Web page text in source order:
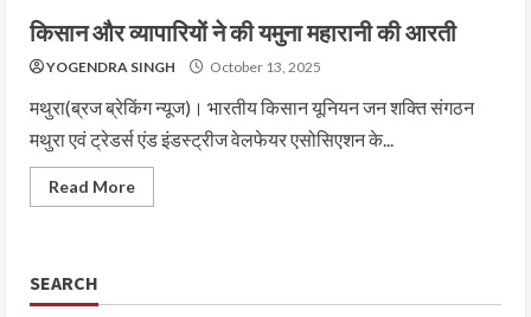
किसान और व्यापारियों ने की यमुना महारानी की आरती
YOGENDRA SINGH October 13, 2025
मथुरा(ब्रज ब्रेकिंग न्यूज)। भारतीय किसान यूनियन जन शक्ति संगठन
मथुरा एवं ट्रेडर्स एंड इंडस्ट्रीज वेलफेयर एसोसिएशन के...
Read More
SEARCH